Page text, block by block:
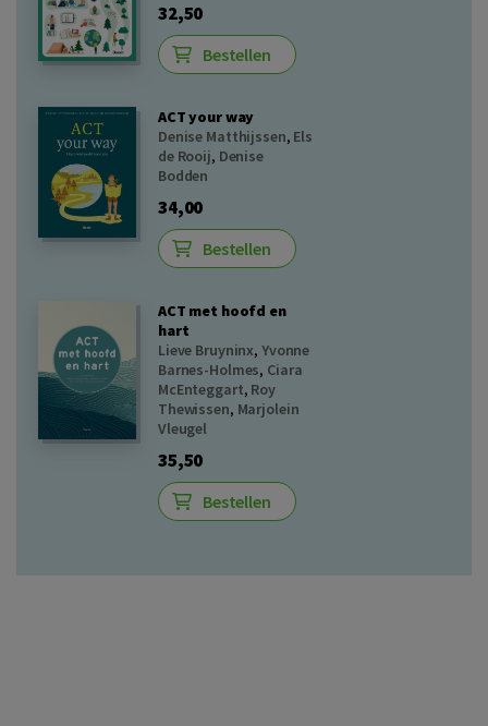
32,50
Bestellen
ACT your way
Denise Matthijssen, Els
de Rooij, Denise
Bodden
34,00
Bestellen
ACT met hoofd en
hart
Lieve Bruyninx, Yvonne
Barnes-Holmes, Ciara
McEnteggart, Roy
Thewissen, Marjolein
Vleugel
35,50
Bestellen